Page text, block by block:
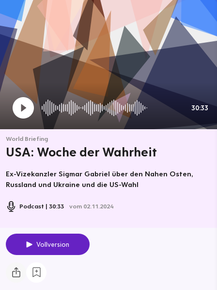
30:33
World Briefing
USA: Woche der Wahrheit
Ex-Vizekanzler Sigmar Gabriel über den Nahen Osten,
Russland und Ukraine und die US-Wahl
Podcast 30:33 vom 02.11.2024
Vollversion